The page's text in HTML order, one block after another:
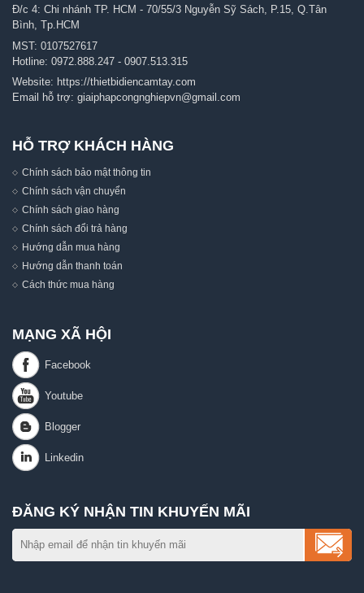
Đ/c 4: Chi nhánh TP. HCM - 70/55/3 Nguyễn Sỹ Sách, P.15, Q.Tân
Bình, Tp.HCM
MST: 0107527617
Hotline: 0972.888.247 - 0907.513.315
Website: https://thietbidiencamtay.com
Email hỗ trợ: giaiphapcongnghiepvn@gmail.com
HỖ TRỢ KHÁCH HÀNG
Chính sách bảo mật thông tin
Chính sách vận chuyển
Chính sách giao hàng
Chính sách đổi trả hàng
Hướng dẫn mua hàng
Hướng dẫn thanh toán
Cách thức mua hàng
MẠNG XÃ HỘI
ĐĂNG KÝ NHẬN TIN KHUYẾN MÃI